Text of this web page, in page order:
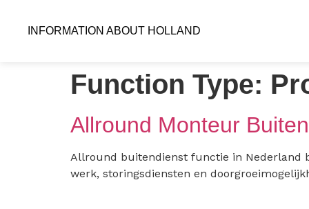
INFORMATION ABOUT HOLLAND
Function Type:
Allround Monteur
Allround buitendienst functie in Nederland
werk, storingsdiensten en